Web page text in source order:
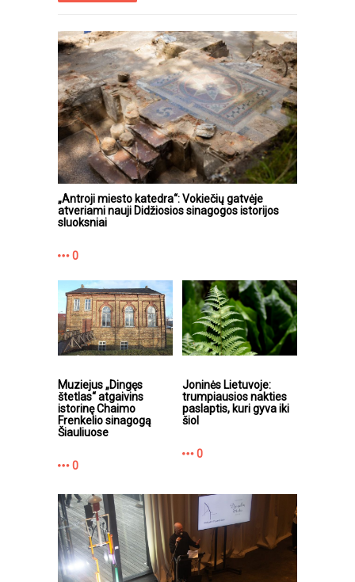
„Antroji miesto katedra“: Vokiečių gatvėje
atveriami nauji Didžiosios sinagogos istorijos
sluoksniai
0
Muziejus „Dingęs
štetlas“ atgaivins
istorinę Chaimo
Frenkelio sinagogą
Šiauliuose
0
Joninės Lietuvoje:
trumpiausios nakties
paslaptis, kuri gyva iki
šiol
0